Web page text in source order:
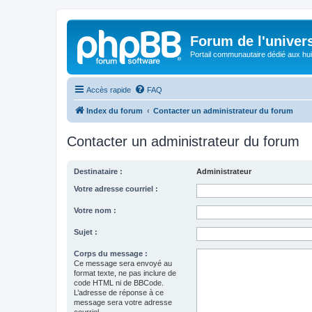
Forum de
Portail communautaire dédié aux
Accès rapide FAQ
Index du forum Contacter un administrateur du forum
Contacter un administrateur du forum
Destinataire : Administrateur
Votre adresse courriel :
Votre nom :
Sujet :
Corps du message :
Ce message sera envoyé au
format texte, ne pas inclure de
code HTML ni de BBCode.
L’adresse de réponse à ce
message sera votre adresse